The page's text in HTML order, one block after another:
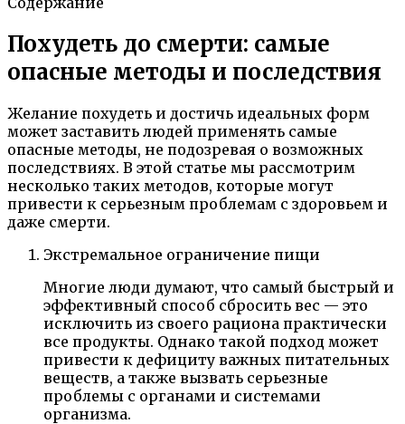
Похудеть до смерти: самые
опасные методы и последствия
Желание похудеть и достичь идеальных форм
может заставить людей применять самые
опасные методы, не подозревая о возможных
последствиях. В этой статье мы рассмотрим
несколько таких методов, которые могут
привести к серьезным проблемам с здоровьем и
даже смерти.
Экстремальное ограничение пищи
Многие люди думают, что самый быстрый и
эффективный способ сбросить вес — это
исключить из своего рациона практически
все продукты. Однако такой подход может
привести к дефициту важных питательных
веществ, а также вызвать серьезные
проблемы с органами и системами
организма.